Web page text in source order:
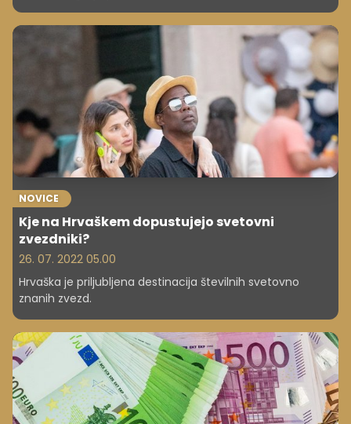
NOVICE
Kje na Hrvaškem dopustujejo svetovni
zvezdniki?
26. 07. 2022 05.00
Hrvaška je priljubljena destinacija številnih svetovno
znanih zvezd.